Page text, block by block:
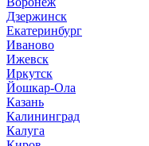
Дзержинск
Екатеринбург
Иваново
Ижевск
Иркутск
Йошкар-Ола
Казань
Калининград
Калуга